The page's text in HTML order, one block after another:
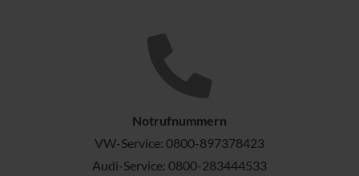
Notrufnummern
VW-Service: 0800-897378423
Audi-Service: 0800-283444533